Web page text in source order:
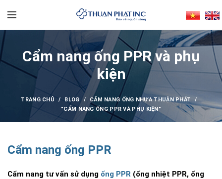
Cẩm nang ống PPR và phụ
kiện
TRANG CHỦ BLOG
CẨM NANG ỐNG NHỰA THUẬN PHÁT
"CẨM NANG ỐNG PPR VÀ PHỤ KIỆN"
Cẩm nang ống PPR
Cẩm nang tư vấn sử dụng ống PPR (ống nhiệt PPR, ống